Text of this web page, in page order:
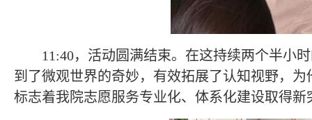
11:40，活动圆满结束。在这持续两个半小
到了微观世界的奇妙，有效拓展了认知视野，
标志着我院志愿服务专业化、体系化建设取得新